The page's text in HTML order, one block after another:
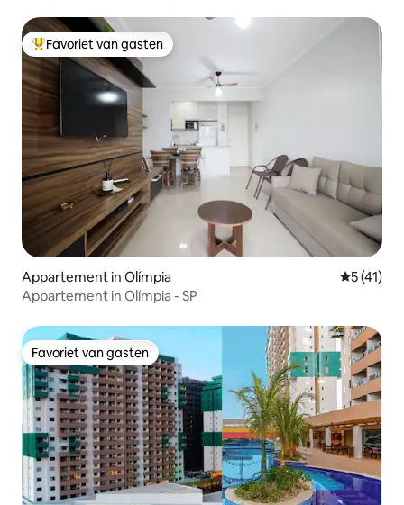
Topfavoriet van gasten
Favoriet van gasten
Appartement in Olímpia
5 (41)
Appartement in Olímpia - SP
Favoriet van gasten
Favoriet van gasten